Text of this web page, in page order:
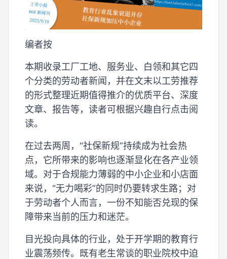
编者按
本期收录工厂工地、服务业、白领和其它四
个分类的劳动者新闻，并在文末以工劳推荐
的形式整理近期值得推介的优质平台、深度
文章、报告等，读者可根据兴趣自行点击阅
读。
在过去两周，“社保新规”持续成为社会热
点，它所带来的影响也逐渐显化在各产业领
域。对于合规能力薄弱的中小企业和小店面
来说，“无力喝彩”的同时仍要转求生路；对
于劳动者个人而言，一份不知能否兑现的保
障带来当前的压力和迷茫。
目光投向具体的行业，处于开学期的教育行
业震荡频传。既有老生常谈的职业院校中迫